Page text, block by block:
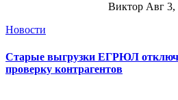
Виктор Авг 3,
Новости
Старые выгрузки ЕГРЮЛ
проверку контрагентов